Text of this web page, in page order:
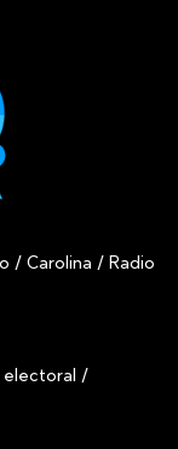
/ Carolina / Radio
electoral /